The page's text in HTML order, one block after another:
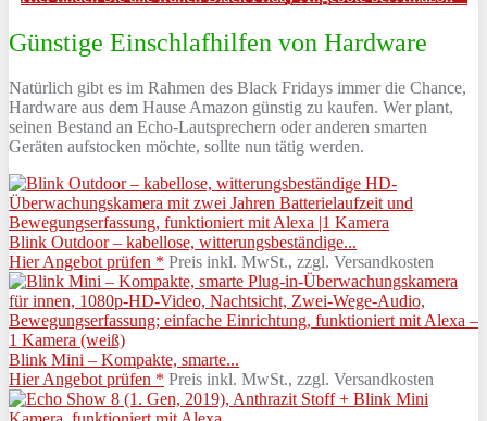
Günstige Einschlafhilfen von Hardware
Natürlich gibt es im Rahmen des Black Fridays immer die Chance,
Hardware aus dem Hause Amazon günstig zu kaufen. Wer plant,
seinen Bestand an Echo-Lautsprechern oder anderen smarten
Geräten aufstocken möchte, sollte nun tätig werden.
Blink Outdoor – kabellose, witterungsbeständige...
Hier Angebot prüfen * Preis inkl. MwSt., zzgl. Versandkosten
Blink Mini – Kompakte, smarte...
Hier Angebot prüfen * Preis inkl. MwSt., zzgl. Versandkosten